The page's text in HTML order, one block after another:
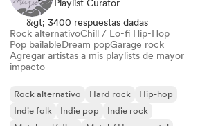
Playlist Curator
&gt; 3400 respuestas dadas
Rock alternativoChill / Lo-fi Hip-Hop
Pop bailableDream popGarage rock
Agregar artistas a mis playlists de mayor
impacto
Rock alternativo Hard rock
Hip-hop
Indie folk
Indie pop
Indie rock